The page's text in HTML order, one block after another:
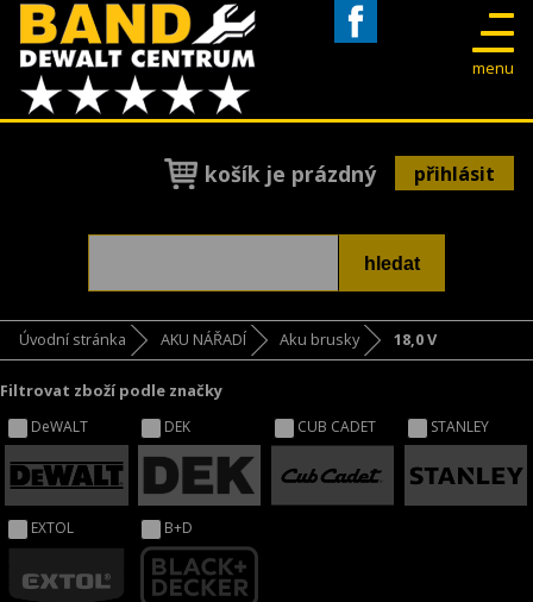
menu
košík je prázdný přihlásit
Úvodní stránka AKU NÁŘADÍ Aku brusky 18,0 V
Filtrovat zboží podle značky
DeWALT DEK CUB CADET STANLEY
EXTOL B+D